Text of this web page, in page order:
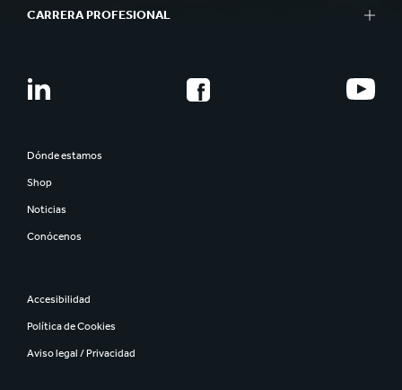
CARRERA PROFESIONAL
Dónde estamos
Shop
Noticias
Conócenos
Accesibilidad
Política de Cookies
Aviso legal / Privacidad